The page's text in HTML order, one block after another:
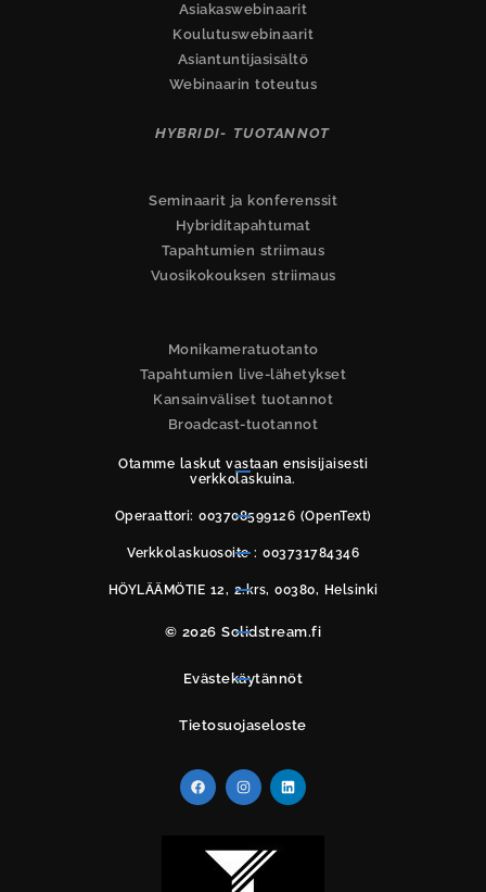
Asiakaswebinaarit
Koulutuswebinaarit
Asiantuntijasisältö
Webinaarin toteutus
HYBRIDI- TUOTANNOT
Seminaarit ja konferenssit
Hybriditapahtumat
Tapahtumien striimaus
Vuosikokouksen striimaus
Monikameratuotanto
Tapahtumien live-lähetykset
Kansainväliset tuotannot
Broadcast-tuotannot
Otamme laskut vastaan ensisijaisesti
verkkolaskuina.
Operaattori: 003708599126 (OpenText)
Verkkolaskuosoite : 003731784346
HÖYLÄÄMÖTIE 12, 2.krs, 00380, Helsinki
© 2026 Solidstream.fi
Evästekäytännöt
Tietosuojaseloste